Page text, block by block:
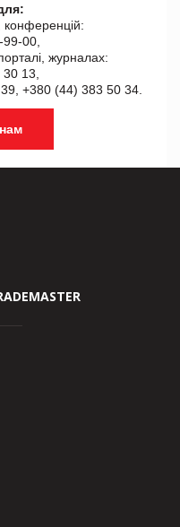
конференцій:
00,
журналах:
13,
+380 (44) 383 50 34.